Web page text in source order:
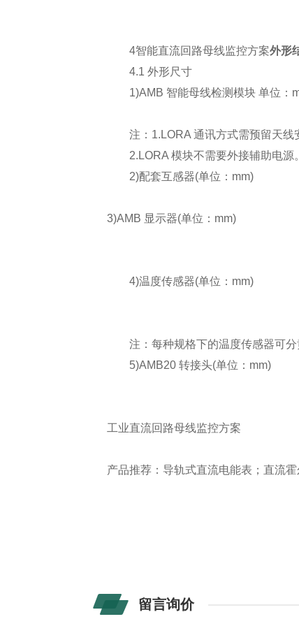
4智能直流回路母线监控方案外形
4.1 外形尺寸
1)AMB 智能母线检测模块 单位：
注：1.LORA 通讯方式需预留天线
2.LORA 模块不需要外接辅助电源。
2)配套互感器(单位：mm)
3)AMB 显示器(单位：mm)
4)温度传感器(单位：mm)
注：每种规格下的温度传感器可分
5)AMB20 转接头(单位：mm)
工业直流回路母线监控方案
产品推荐：导轨式直流电能表；直流
留言询价